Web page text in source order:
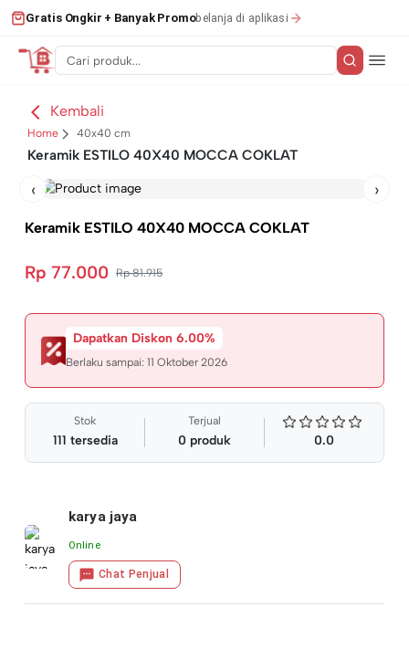
Gratis Ongkir + Banyak Promobelanja di aplikasi
Kembali
Home 40x40 cm
Keramik ESTILO 40X40 MOCCA COKLAT
‹ ›
Keramik ESTILO 40X40 MOCCA COKLAT
Rp 77.000 Rp 81.915
Dapatkan Diskon 6.00%
Berlaku sampai: 11 Oktober 2026
Stok
111 tersedia
Terjual
0 produk 0.0
karya jaya
Online
Chat Penjual